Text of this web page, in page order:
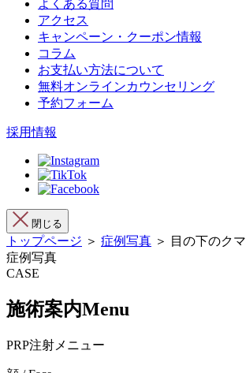
よくある質問
アクセス
キャンペーン・クーポン情報
コラム
お支払い方法について
無料オンラインカウンセリング
予約フォーム
採用情報
閉じる
トップページ ＞ 症例写真 ＞ 目の下のクマ
症例写真
CASE
施術案内Menu
PRP注射メニュー